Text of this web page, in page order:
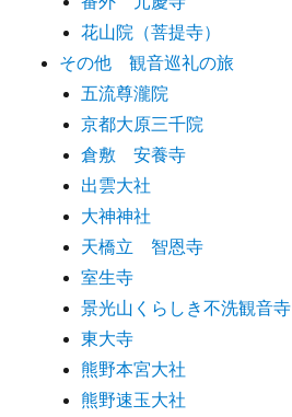
花山院（菩提寺）
その他 観音巡礼の旅
五流尊瀧院
京都大原三千院
倉敷 安養寺
出雲大社
大神神社
天橋立 智恩寺
室生寺
景光山くらしき不洗観音寺
東大寺
熊野本宮大社
熊野速玉大社